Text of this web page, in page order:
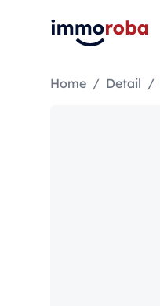
Home / Detail /